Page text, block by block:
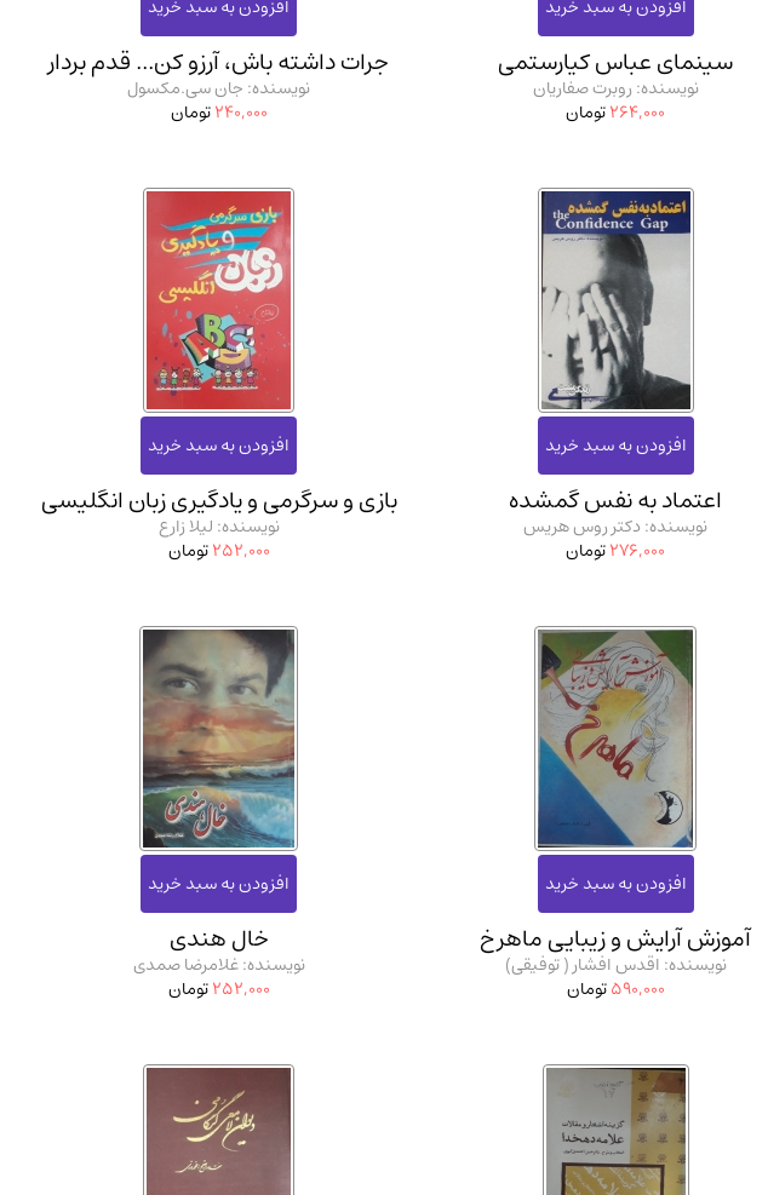
سینمای عباس کیارستمی
نویسنده: روبرت صفاریان
264,000تومان
جرات داشته باش، آرزو کن... قدم بردار
نویسنده: جان سی.مکسول
240,000تومان
اعتماد به نفس گمشده
نویسنده: دکتر روس هریس
276,000تومان
بازی و سرگرمی و یادگیری زبان انگلیسی
نویسنده: لیلا زارع
252,000تومان
آموزش آرایش و زیبایی ماهرخ
نویسنده: اقدس افشار ( توفیقی)
590,000تومان
خال هندی
نویسنده: غلامرضا صمدی
252,000تومان